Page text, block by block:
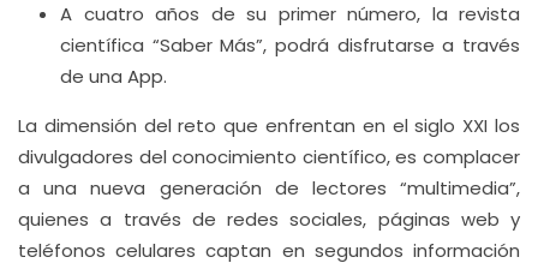
A cuatro años de su primer número, la revista
científica “Saber Más”, podrá disfrutarse a través
de una App.
La dimensión del reto que enfrentan en el siglo XXI los
divulgadores del conocimiento científico, es complacer
a una nueva generación de lectores “multimedia”,
quienes a través de redes sociales, páginas web y
teléfonos celulares captan en segundos información